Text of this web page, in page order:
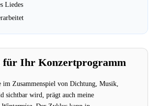
Liedes
für Ihr Konzertprogramm
im Zusammenspiel von Dichtung, Musik,
sichtbar wird, prägt auch meine